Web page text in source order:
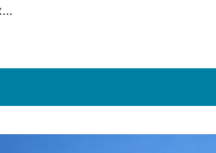
info@grandhotelbeatrix.nl